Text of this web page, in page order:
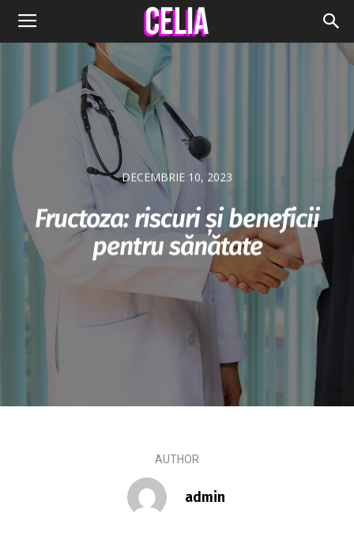
DECEMBRIE 10, 2023
Fructoza: riscuri și beneficii
pentru sănătate
AUTHOR
admin